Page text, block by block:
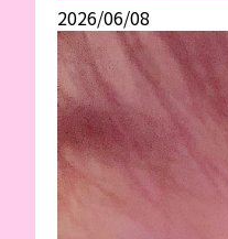
2026/06/08